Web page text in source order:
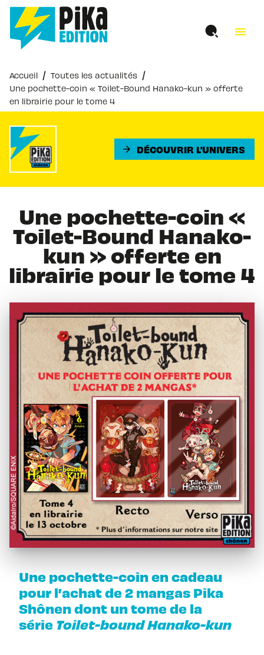
MENU RECHERCHE
PIED DE PAGE
menu
Accueil / Toutes les actualités /
Une pochette-coin « Toilet-Bound Hanako-kun » offerte
en librairie pour le tome 4
arrow_forward DÉCOUVRIR L'UNIVERS
Une pochette-coin «
Toilet-Bound Hanako-
kun » offerte en
librairie pour le tome 4
Une pochette-coin en cadeau
pour l’achat de 2 mangas Pika
Shônen dont un tome de la
série Toilet-bound Hanako-kun